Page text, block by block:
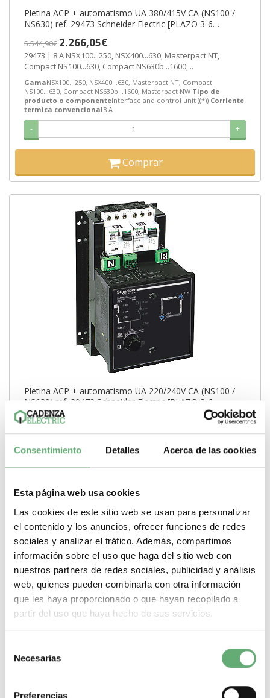
Consentimiento Detalles Acerca de las cookies
Esta página web usa cookies
Las cookies de este sitio web se usan para personalizar
el contenido y los anuncios, ofrecer funciones de redes
sociales y analizar el tráfico. Además, compartimos
información sobre el uso que haga del sitio web con
nuestros partners de redes sociales, publicidad y análisis
web, quienes pueden combinarla con otra información
que les haya proporcionado o que hayan recopilado a
partir del uso que haya hecho de sus servicios.
Necesarias
Preferencias
Pletina ACP + automatismo UA 380/415V CA (NS100 /
NS630) ref. 29473 Schneider Electric [PLAZO 3-6
5.544,90€ 2.266,05€
29473 | 8 A NSX100...250, NSX400...630, Masterpact NT,
Compact NS100...630, Compact NS630b...1600,...
GamaNSX100...250, NSX400...630, Masterpact NT, Compact
NS100...630, Compact NS630b...1600, Masterpact NW Tipo de
producto o componenteInterface and control unit ((*)) Corriente
termica convencional8 A
- +
Comprar
Pletina ACP + automatismo UA 220/240V CA (NS100 /
NS630) ref. 29472 Schneider Electric [PLAZO 3-6
SEMANAS]
5.544,90€2.266,05€
29472 | 8 A NSX100...250, Compact NS100...630, Masterpact
NW, Masterpact NTNSX400...630, Compact...
Masterpact NTNSX400...630, Compact NS630b...1600 Tipo de
termica convencional
+
Comprar